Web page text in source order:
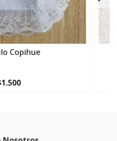
Copihue